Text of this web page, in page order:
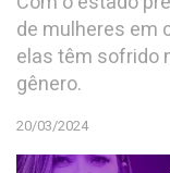
de mulheres em
elas têm sofrido
gênero.
20/03/2024